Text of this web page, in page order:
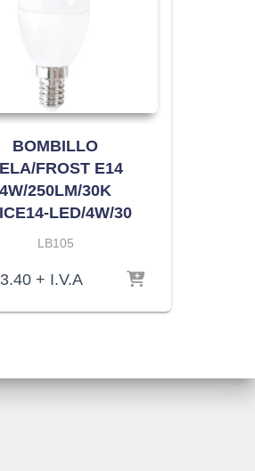
BOMBILLO
FROST E14
4W/250LM/30K
LED/4W/30
LB105
+ I.V.A